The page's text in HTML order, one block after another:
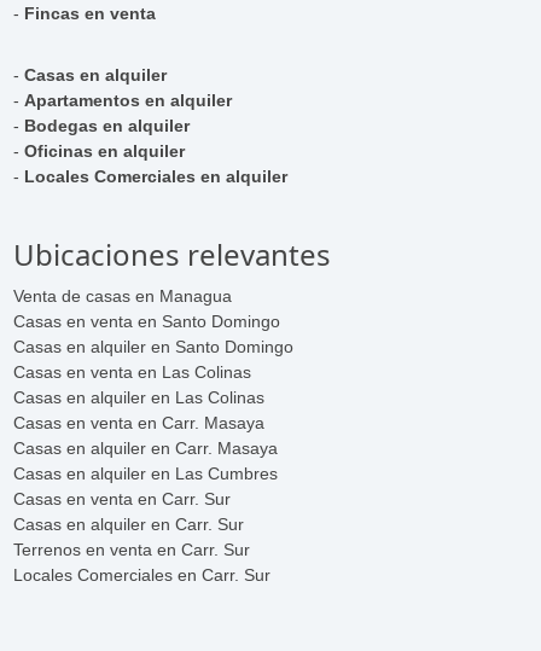
- Fincas en venta
-Casas en alquiler
-Apartamentos en alquiler
- Bodegas en alquiler
-Oficinas en alquiler
- Locales Comerciales en alquiler
Ubicaciones relevantes
Venta de casas en Managua
Casas en venta en Santo Domingo
Casas en alquiler en Santo Domingo
Casas en venta en Las Colinas
Casas en alquiler en Las Colinas
Casas en venta en Carr. Masaya
Casas en alquiler en Carr. Masaya
Casas en alquiler en Las Cumbres
Casas en venta en Carr. Sur
Casas en alquiler en Carr. Sur
Terrenos en venta en Carr. Sur
Locales Comerciales en Carr. Sur